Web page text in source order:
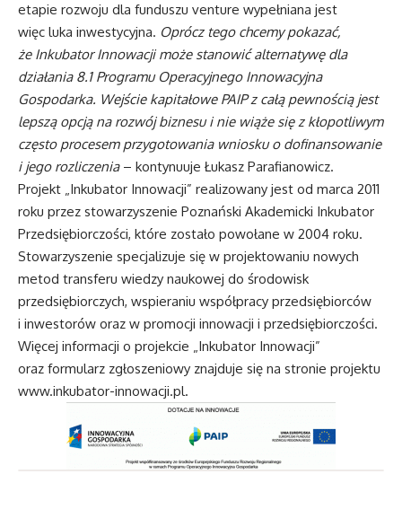
etapie rozwoju dla funduszu venture wypełniana jest
więc luka inwestycyjna. Oprócz tego chcemy pokazać,
że Inkubator Innowacji może stanowić alternatywę dla
działania 8.1 Programu Operacyjnego Innowacyjna
Gospodarka. Wejście kapitałowe PAIP z całą pewnością jest
lepszą opcją na rozwój biznesu i nie wiąże się z kłopotliwym
często procesem przygotowania wniosku o dofinansowanie
i jego rozliczenia– kontynuuje Łukasz Parafianowicz.
Projekt „Inkubator Innowacji” realizowany jest od marca 2011
roku przez stowarzyszenie Poznański Akademicki Inkubator
Przedsiębiorczości, które zostało powołane w 2004 roku.
Stowarzyszenie specjalizuje się w projektowaniu nowych
metod transferu wiedzy naukowej do środowisk
przedsiębiorczych, wspieraniu współpracy przedsiębiorców
i inwestorów oraz w promocji innowacji i przedsiębiorczości.
Więcej informacji o projekcie „Inkubator Innowacji”
oraz formularz zgłoszeniowy znajduje się na stronie projektu
www.inkubator-innowacji.pl.